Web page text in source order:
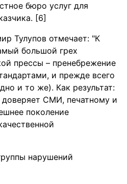
бюро услуг для
[6]
Тулупов отмечает: "К
большой грех
прессы – пренебрежение
и прежде всего
и то же). Как результат:
СМИ, печатному и
поколение
нарушений